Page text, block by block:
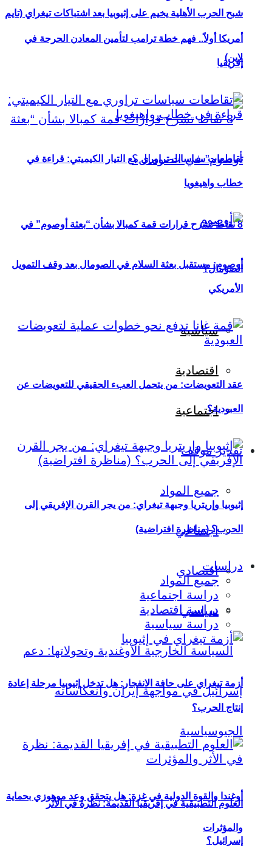
شبح الحرب الأهلية يخيم على إثيوبيا بعد اشتباكات تيغراي (تايم
لاين)
8 نقاط تشرح قرارات قمة كمبالا بشأن “بعثة أوصوم” في
الصومال؟
سياسية
اقتصادية
اجتماعية
تقدير موقف
جميع المواد
اجتماعي
اقتصادي
سياسي
أوغندا والقوة الدولية في غزة: هل يتحقق وعد موهوزي بحماية
إسرائيل؟
أمريكا أولاً.. فهم خطة ترامب لتأمين المعادن الحرجة في
إفريقيا
تقاطعات سياسات تراوري مع التيار الكيميتي: قراءة في
خطاب واهيغويا
أوصوم: مستقبل بعثة السلام في الصومال بعد وقف التمويل
الأمريكي
عقد التعويضات: من يتحمل العبء الحقيقي للتعويضات عن
العبودية؟
إثيوبيا وإريتريا وجبهة تيغراي: من يجر القرن الإفريقي إلى
الحرب؟ (مناظرة افتراضية)
دراسات
جميع المواد
دراسة اجتماعية
دراسة اقتصادية
دراسة سياسية
أزمة تيغراي على حافة الانفجار: هل تدخل إثيوبيا مرحلة إعادة
إنتاج الحرب؟
العلوم التطبيقية في إفريقيا القديمة: نظرة في الأثر
والمؤثرات